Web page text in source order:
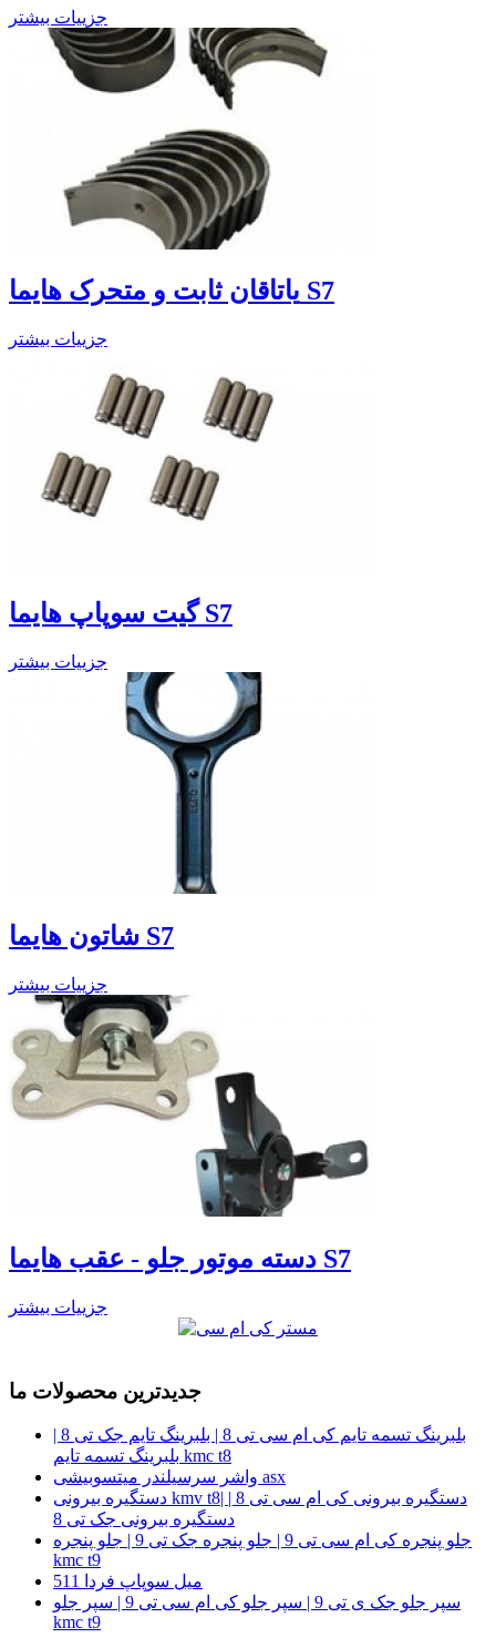
جزییات بیشتر
یاتاقان ثابت و متحرک هایما S7
جزییات بیشتر
گیت سوپاپ هایما S7
جزییات بیشتر
شاتون هایما S7
جزییات بیشتر
دسته موتور جلو - عقب هایما S7
جزییات بیشتر
جدیدترین محصولات ما
بلبرینگ تسمه تایم کی ام سی تی 8 | بلبرینگ تایم جک تی 8 |
بلبرینگ تسمه تایم kmc t8
واشر سرسیلندر میتسوبیشی asx
دستگیره بیرونی kmv t8| دستگیره بیرونی کی ام سی تی 8 |
دستگیره بیرونی جک تی 8
جلو پنجره کی ام سی تی 9 | جلو پنجره جک تی 9 | جلو پنجره
kmc t9
میل سوپاپ فردا 511
سپر جلو جک ی تی 9 | سپر جلو کی ام سی تی 9 | سپر جلو
kmc t9